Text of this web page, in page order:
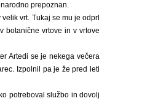
prepoznan.
vrt. Tukaj se mu je odprl
botanične vrtove in v vrtove
Artedi se je nekega večera
Izpolnil pa je že pred leti
potreboval službo in dovolj